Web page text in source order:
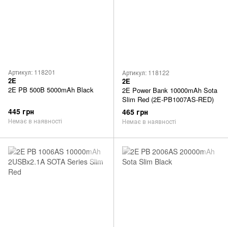
Артикул: 118201
2E
2E PB 500B 5000mAh Black
445 грн
Немає в наявності
Артикул: 118122
2E
2E Power Bank 10000mAh Sota
Slim Red (2E-PB1007AS-RED)
465 грн
Немає в наявності